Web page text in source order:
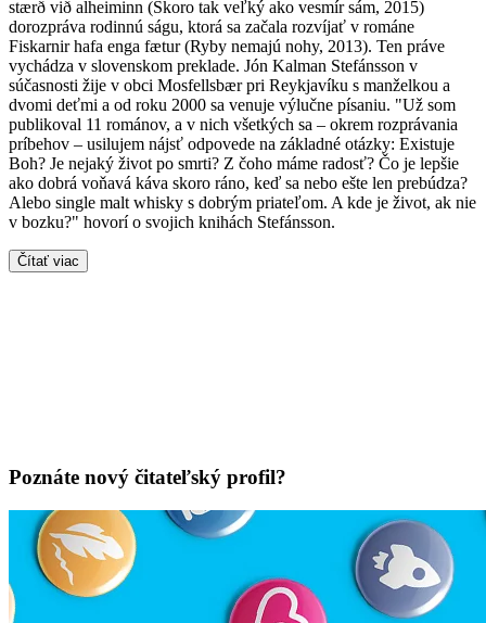
stærð við alheiminn (Skoro tak veľký ako vesmír sám, 2015)
dorozpráva rodinnú ságu, ktorá sa začala rozvíjať v románe
Fiskarnir hafa enga fætur (Ryby nemajú nohy, 2013). Ten práve
vychádza v slovenskom preklade. Jón Kalman Stefánsson v
súčasnosti žije v obci Mosfellsbær pri Reykjavíku s manželkou a
dvomi deťmi a od roku 2000 sa venuje výlučne písaniu. "Už som
publikoval 11 románov, a v nich všetkých sa – okrem rozprávania
príbehov – usilujem nájsť odpovede na základné otázky: Existuje
Boh? Je nejaký život po smrti? Z čoho máme radosť? Čo je lepšie
ako dobrá voňavá káva skoro ráno, keď sa nebo ešte len prebúdza?
Alebo single malt whisky s dobrým priateľom. A kde je život, ak nie
v bozku?" hovorí o svojich knihách Stefánsson.
Čítať viac
Poznáte nový čitateľský profil?